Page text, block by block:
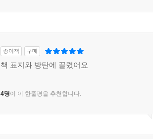
종이책 구매
책 표지와 방탄에 끌렸어요
4명이 이 한줄평을 추천합니다.